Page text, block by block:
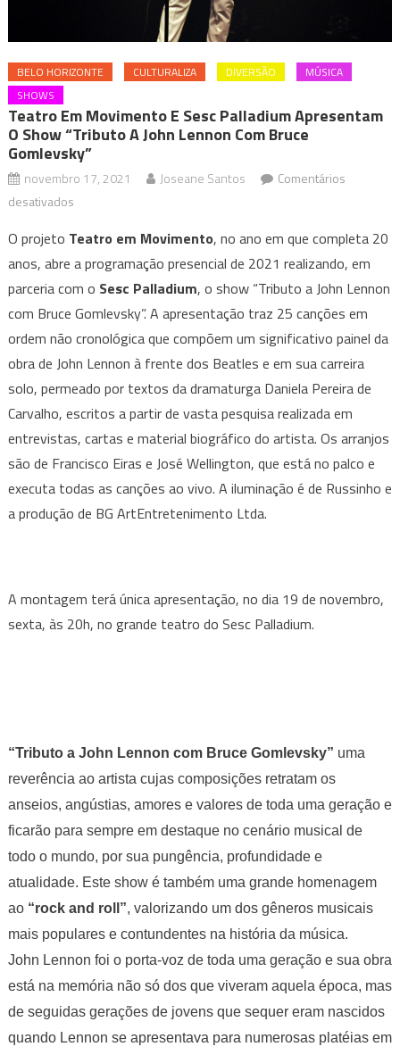
BELO HORIZONTE CULTURALIZA DIVERSÃO
MÚSICA
SHOWS
Teatro Em Movimento E Sesc Palladium Apresentam
O Show “Tributo A John Lennon Com Bruce
Gomlevsky”
novembro 17, 2021 Joseane Santos
Comentários
desativadosem
em
Movimento
e
Sesc
Palladium
apresentam
“Tributo
a
John
Lennon
com
O projeto Teatro em Movimento, no ano em que completa 20
anos, abre a programação presencial de 2021 realizando, em
parceria com o Sesc Palladium, o show “Tributo a John Lennon
com Bruce Gomlevsky”. A apresentação traz 25 canções em
ordem não cronológica que compõem um significativo painel da
obra de John Lennon à frente dos Beatles e em sua carreira
solo, permeado por textos da dramaturga Daniela Pereira de
Carvalho, escritos a partir de vasta pesquisa realizada em
entrevistas, cartas e material biográfico do artista. Os arranjos
são de Francisco Eiras e José Wellington, que está no palco e
executa todas as canções ao vivo. A iluminação é de Russinho e
a produção de BG ArtEntretenimento Ltda.
A montagem terá única apresentação, no dia 19 de novembro,
sexta, às 20h, no grande teatro do Sesc Palladium.
“Tributo a John Lennon com Bruce Gomlevsky” uma
reverência ao artista cujas composições retratam os
anseios, angústias, amores e valores de toda uma geração e
ficarão para sempre em destaque no cenário musical de
todo o mundo, por sua pungência, profundidade e
atualidade. Este show é também uma grande homenagem
ao “rock and roll”, valorizando um dos gêneros musicais
mais populares e contundentes na história da música.
John Lennon foi o porta-voz de toda uma geração e sua obra
está na memória não só dos que viveram aquela época, mas
de seguidas gerações de jovens que sequer eram nascidos
quando Lennon se apresentava para numerosas platéias em